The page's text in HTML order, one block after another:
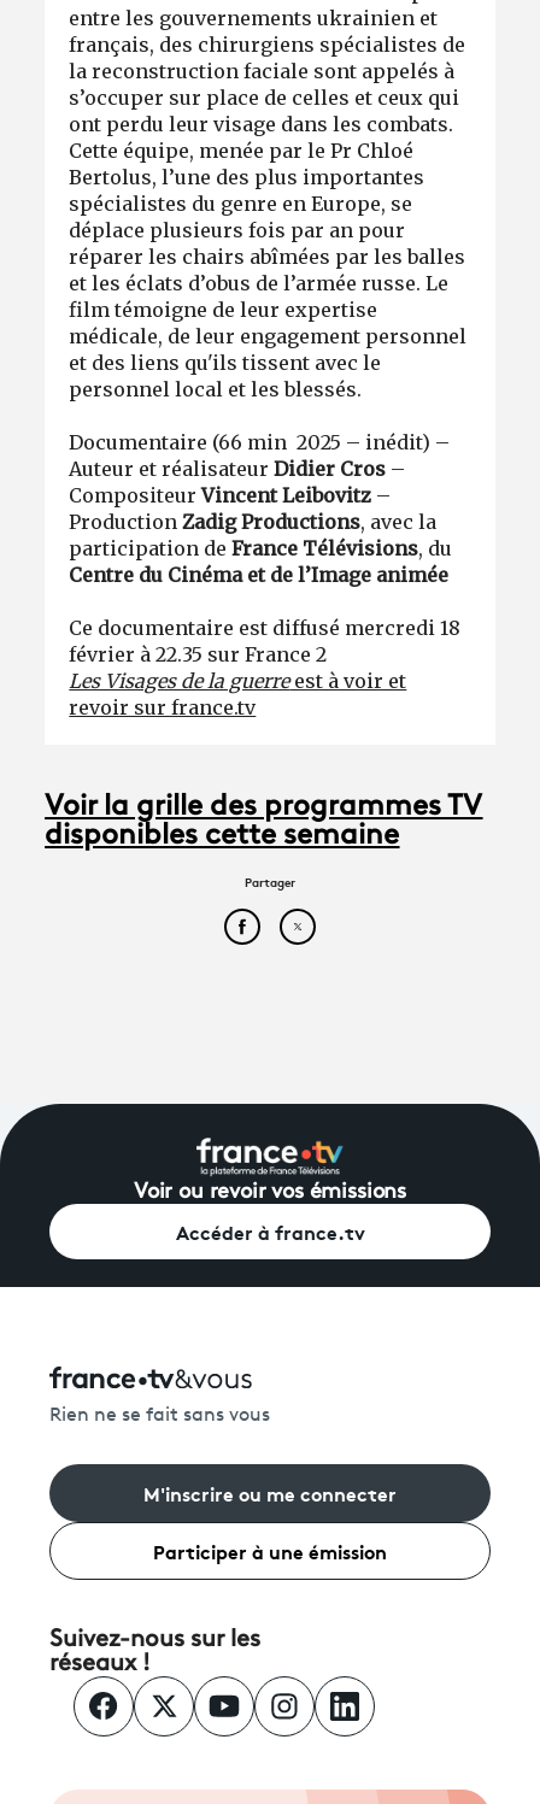
entre les gouvernements ukrainien et
français, des chirurgiens spécialistes de
la reconstruction faciale sont appelés à
s’occuper sur place de celles et ceux qui
ont perdu leur visage dans les combats.
Cette équipe, menée par le Pr Chloé
Bertolus, l’une des plus importantes
spécialistes du genre en Europe, se
déplace plusieurs fois par an pour
réparer les chairs abîmées par les balles
et les éclats d’obus de l’armée russe. Le
film témoigne de leur expertise
médicale, de leur engagement personnel
et des liens qu'ils tissent avec le
personnel local et les blessés.
Documentaire (66 min 2025 – inédit) –
Auteur et réalisateurDidier Cros –
CompositeurVincent Leibovitz –
ProductionZadig Productions, avec la
participation deFrance Télévisions, du
Centre du Cinéma et de l’Image animée
Ce documentaire est diffusé mercredi 18
février à 22.35 sur France 2
Les Visages de la guerreest à voir et
revoir sur france.tv
Voir la grille des programmes TV
disponibles cette semaine
Partager
Partager cet article sur
Partager cet article sur
Voir ou revoir vos émissions
Accéder à france.tv
Rien ne se fait sans vous
M'inscrire ou me connecter
Participer à une émission
Suivez-nous sur les
réseaux !